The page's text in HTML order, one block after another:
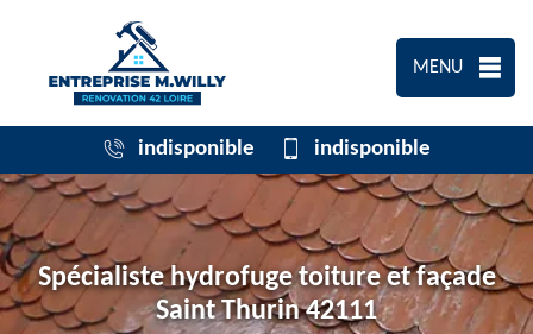
MENU
indisponible indisponible
Spécialiste hydrofuge toiture et façade
Saint Thurin 42111